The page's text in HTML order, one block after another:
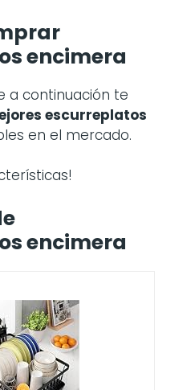
encimera
a continuación te
escurreplatos
en el mercado.
encimera